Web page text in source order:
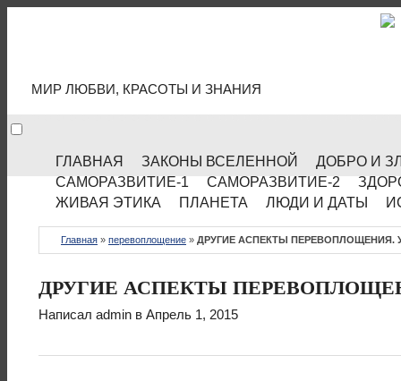
МИР ЛЮБВИ, КРАСОТЫ И ЗНАНИЯ
ГЛАВНАЯ ЗАКОНЫ ВСЕЛЕННОЙ
ДОБРО И
САМОРАЗВИТИЕ-1
САМОРАЗВИТИЕ-2
ЖИВАЯ ЭТИКА
ПЛАНЕТА ЛЮДИ И ДАТЫ
Главная » перевоплощение » ДРУГИЕ АСПЕКТЫ ПЕРЕВОПЛОЩЕНИЯ.
ДРУГИЕ АСПЕКТЫ
Написал admin в Апрель 1, 2015